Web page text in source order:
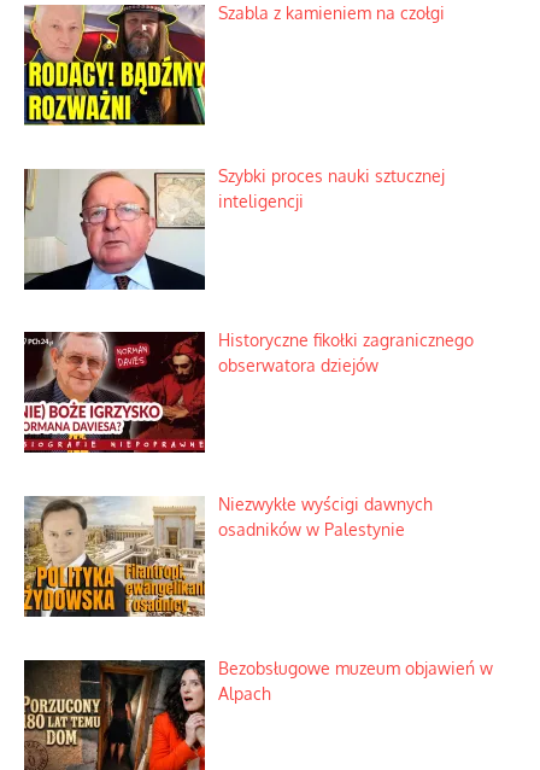
Szabla z kamieniem na czołgi
Szybki proces nauki sztucznej
inteligencji
Historyczne fikołki zagranicznego
obserwatora dziejów
Niezwykłe wyścigi dawnych
osadników w Palestynie
Bezobsługowe muzeum objawień w
Alpach